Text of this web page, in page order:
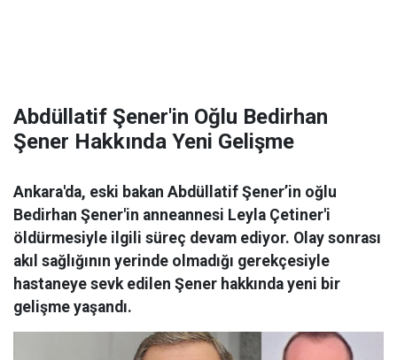
Abdüllatif Şener'in Oğlu Bedirhan
Şener Hakkında Yeni Gelişme
Ankara'da, eski bakan Abdüllatif Şener’in oğlu
Bedirhan Şener'in anneannesi Leyla Çetiner'i
öldürmesiyle ilgili süreç devam ediyor. Olay sonrası
akıl sağlığının yerinde olmadığı gerekçesiyle
hastaneye sevk edilen Şener hakkında yeni bir
gelişme yaşandı.